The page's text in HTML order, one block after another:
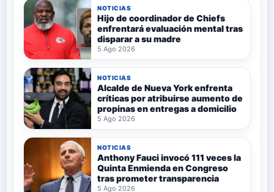
NOTICIAS
Hijo de coordinador de Chiefs
enfrentará evaluación mental tras
disparar a su madre
5 Ago 2026
NOTICIAS
Alcalde de Nueva York enfrenta
críticas por atribuirse aumento de
propinas en entregas a domicilio
5 Ago 2026
NOTICIAS
Anthony Fauci invocó 111 veces la
Quinta Enmienda en Congreso
tras prometer transparencia
5 Ago 2026